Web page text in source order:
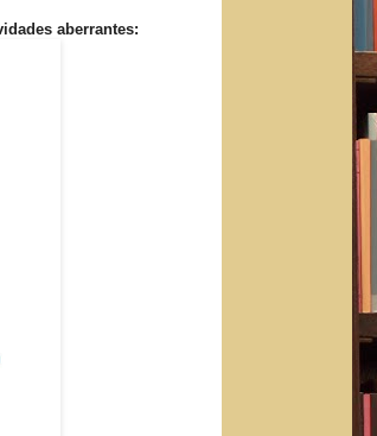
aberrantes: